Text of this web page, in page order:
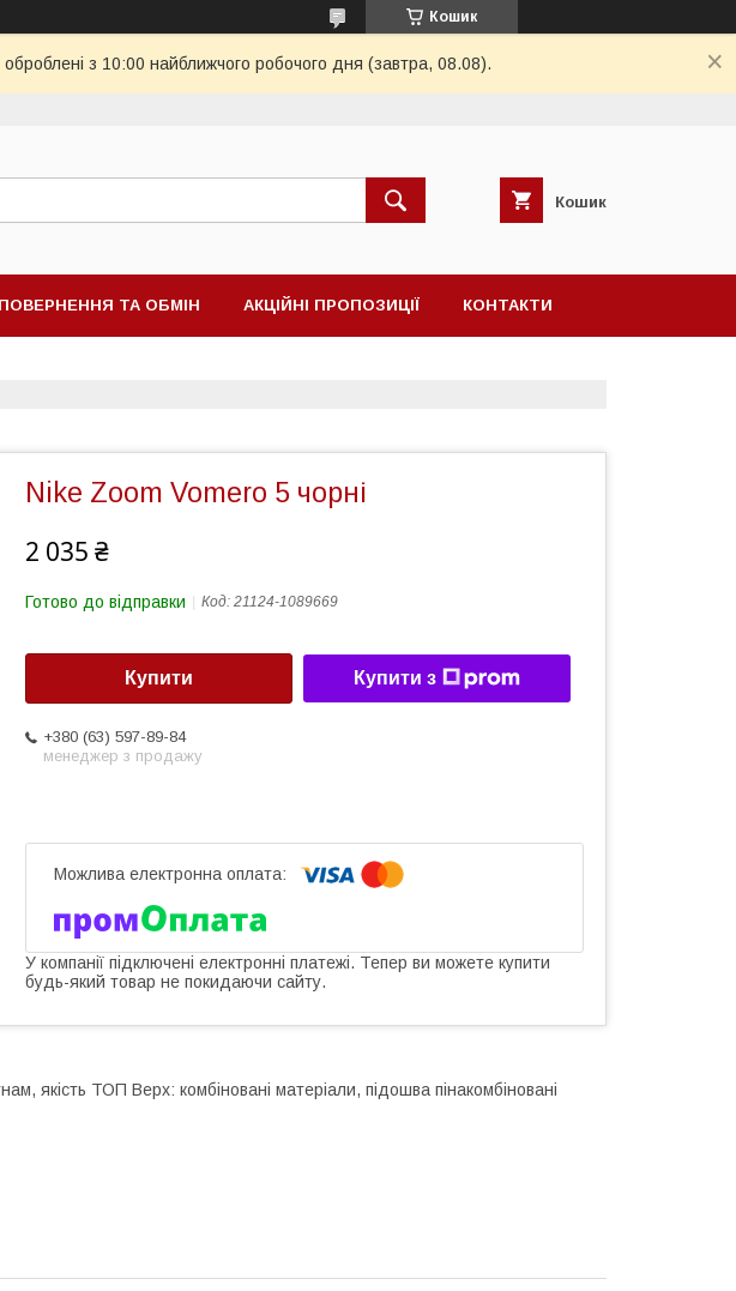
Кошик
з 10:00 найближчого робочого дня (завтра, 08.08).
Кошик
ПОВЕРНЕННЯ ТА ОБМІН АКЦІЙНІ ПРОПОЗИЦІЇ КОНТАКТИ
Nike Zoom Vomero 5 чорні
2 035 ₴
Готово до відправки Код: 21124-1089669
Купити Купити з
+380 (63) 597-89-84
менеджер з продажу
У компанії підключені електронні платежі. Тепер ви можете купити
будь-який товар не покидаючи сайту.
якість ТОП Верх: комбіновані матеріали, підошва пінакомбіновані